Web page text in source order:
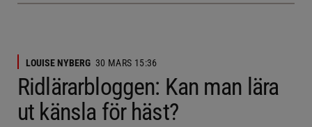
LOUISE NYBERG 30 MARS 15:36
Ridlärarbloggen: Kan man lära
ut känsla för häst?